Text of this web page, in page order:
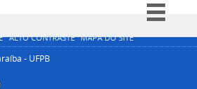
ALTO CONTRASTE MAPA DO SITE
Simplifique!
- UFPB